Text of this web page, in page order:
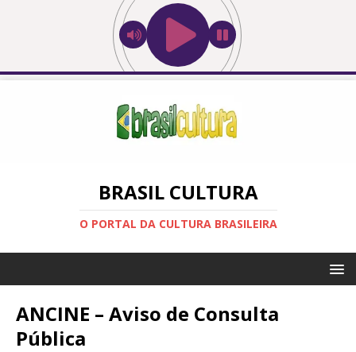
BRASIL CULTURA
O PORTAL DA CULTURA BRASILEIRA
ANCINE – Aviso de Consulta
Pública